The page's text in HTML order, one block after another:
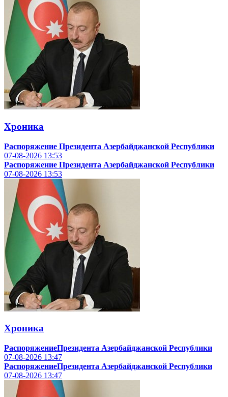
Хроника
Распоряжение Президента Азербайджанской Республики
07-08-2026 13:53
Распоряжение Президента Азербайджанской Республики
07-08-2026 13:53
Хроника
РаспоряжениеПрезидента Азербайджанской Республики
07-08-2026 13:47
РаспоряжениеПрезидента Азербайджанской Республики
07-08-2026 13:47